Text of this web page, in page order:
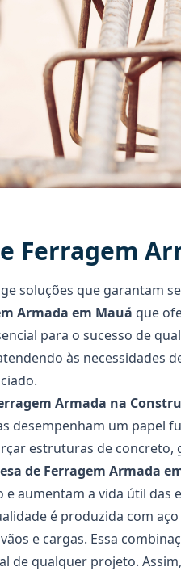
Ferragem
soluções que garantam
Armada em Mauá que
para o sucesso de
às necessidades
Armada na
desempenham um papel
estruturas de concreto,
de Ferragem Armada
aumentam a vida útil das
é produzida com
e cargas. Essa
de qualquer projeto.